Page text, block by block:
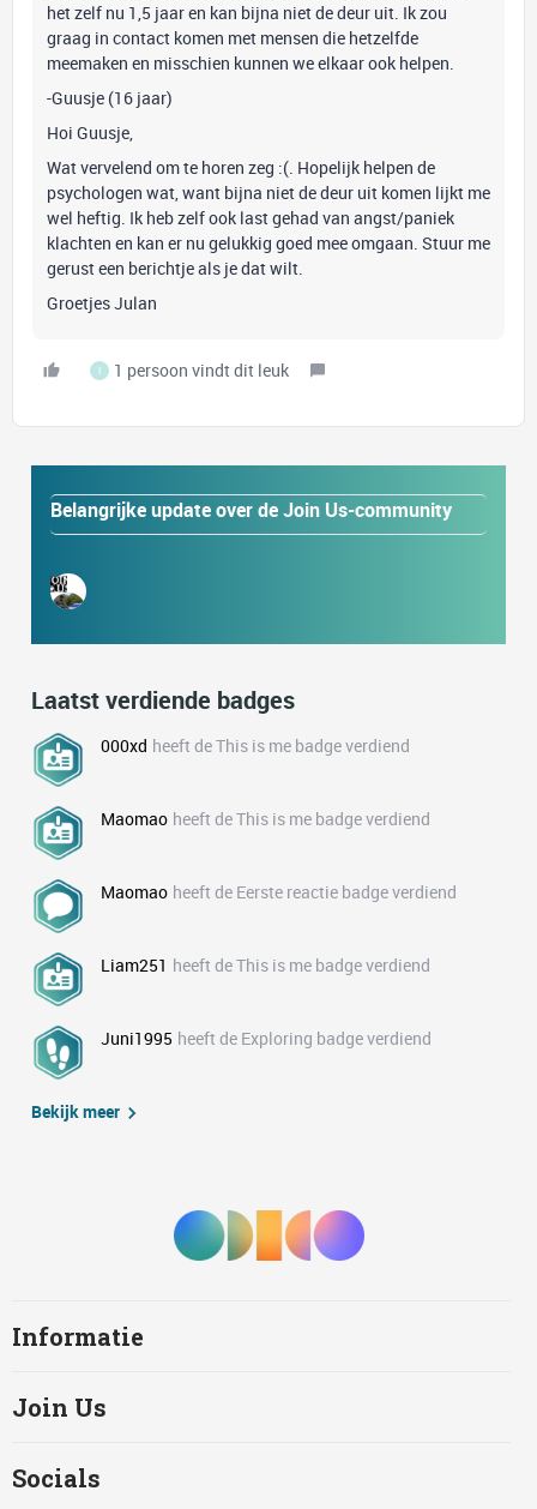
het zelf nu 1,5 jaar en kan bijna niet de deur uit. Ik zou
graag in contact komen met mensen die hetzelfde
meemaken en misschien kunnen we elkaar ook helpen.
-Guusje (16 jaar)
Hoi Guusje,
Wat vervelend om te horen zeg :(. Hopelijk helpen de
psychologen wat, want bijna niet de deur uit komen lijkt me
wel heftig. Ik heb zelf ook last gehad van angst/paniek
klachten en kan er nu gelukkig goed mee omgaan. Stuur me
gerust een berichtje als je dat wilt.
Groetjes Julan
I 1 persoon vindt dit leuk
Belangrijke update over de Join Us-community
Laatst verdiende badges
000xd heeft de This is me badge verdiend
Maomao heeft de This is me badge verdiend
Maomao heeft de Eerste reactie badge verdiend
Liam251 heeft de This is me badge verdiend
Juni1995 heeft de Exploring badge verdiend
Bekijk meer
Informatie
Join Us
Socials